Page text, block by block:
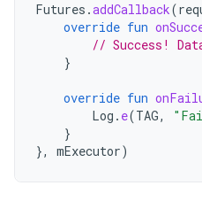
Futures .addCallback(
override fun
// Success!
}
override fun
Log . e(TAG,
}
},
mExecutor)